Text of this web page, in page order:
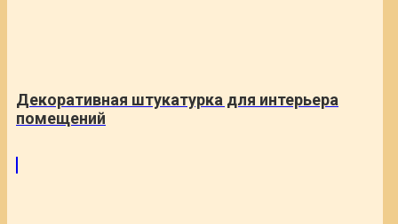
Декоративная штукатурка для интерьера
помещений